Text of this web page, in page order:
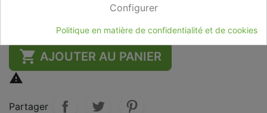
 AJOUTER AU PANIER

Partager
Configurer
Politique en matière de confidentialité et de cookies